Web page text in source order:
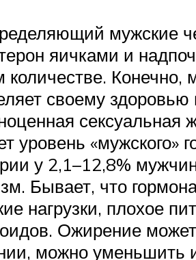
мужские
яичками и
Конечно,
своему
сексуальная
уровень
у 2,1–12,8%
Бывает, что
нагрузки, плохое
Ожирение
можно уменьшить